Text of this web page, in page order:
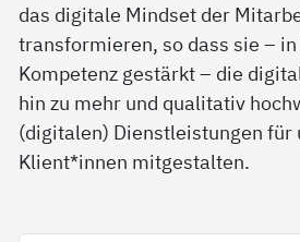
das digitale Mindset der
transformieren, so dass sie –
Kompetenz gestärkt – die
hin zu mehr und qualitativ
(digitalen) Dienstleistungen für
Klient*innen mitgestalten.